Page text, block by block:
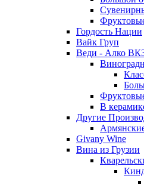
Гордость Нации
Вайк Груп
Веди - Алко
В
Другие
Givany Wine
Вина из Грузии